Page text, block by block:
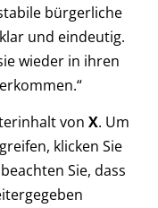
bürgerliche
und eindeutig.
wieder in ihren
von X. Um
klicken Sie
Sie, dass